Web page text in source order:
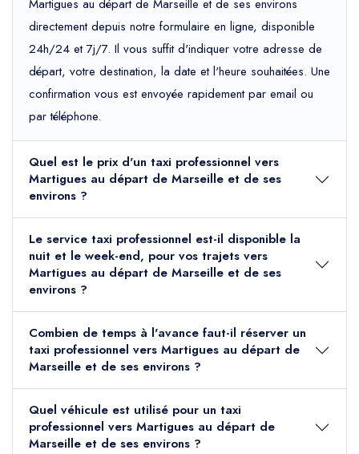
Martigues au départ de Marseille et de ses environs
directement depuis notre formulaire en ligne, disponible
24h/24 et 7j/7. Il vous suffit d'indiquer votre adresse de
départ, votre destination, la date et l'heure souhaitées. Une
confirmation vous est envoyée rapidement par email ou
par téléphone.
Quel est le prix d'un taxi professionnel vers
Martigues au départ de Marseille et de ses
environs ?
Le service taxi professionnel est-il disponible la
nuit et le week-end, pour vos trajets vers
Martigues au départ de Marseille et de ses
environs ?
Combien de temps à l'avance faut-il réserver un
taxi professionnel vers Martigues au départ de
Marseille et de ses environs ?
Quel véhicule est utilisé pour un taxi
professionnel vers Martigues au départ de
Marseille et de ses environs ?